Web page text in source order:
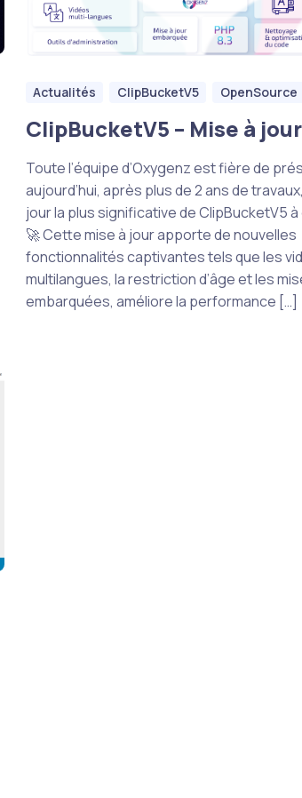
Actualités ClipBucketV5 OpenSource
ClipBucketV5 – Mise à
Toute l’équipe d’Oxygenz est fière de
aujourd’hui, après plus de 2 ans de
jour la plus significative de ClipBucketV5 à
🚀 Cette mise à jour apporte de nouvelles
fonctionnalités captivantes tels que les
multilangues, la restriction d’âge et les
embarquées, améliore la performance […]